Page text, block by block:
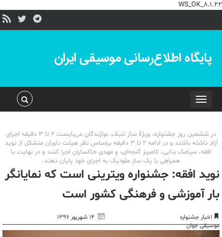
WS_OK_8.1.22
پایگاه اطلاع‌رسانی موسیقی ایران
Toggle
navigation
در ششمین روز جشنواره، ویژۀ ساز تنبک، نوازندگان می‌بایست 2 تا 3 دقیقه اجرای
آزاد داشته باشند و در ادامه 2 تا 3 دقیقه براساس نظر هیئت داوران متشکل از نوید
افقه، سیامک بنایی، کامبیز گنجه‌ای، و مهدی خاکساران اجرا کنند و در نهایت با
همراهی با یک ساز ملودیک به اجرای خود پایان دهند.
نوید افقه: جشنواره ویترینی است که نمایانگر
بار آموزشی و فرهنگی کشور است
اخبار جشنواره
موسیقی جوان
۱۴ شهریور ۱۳۹۶